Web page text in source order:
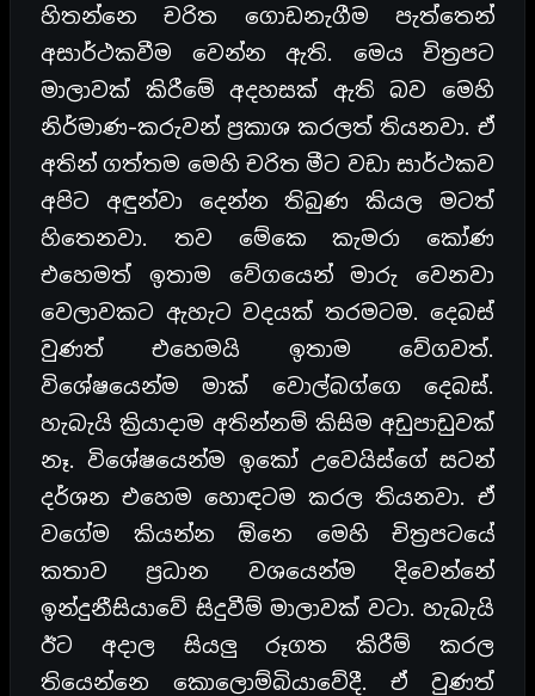
හිතන්නෙ චරිත ගොඩනැගීම පැත්තෙන්
අසාර්ථකවීම වෙන්න ඇති. මෙය චිත්‍රපට
මාලාවක් කිරීමේ අදහසක් ඇති බව මෙහි
නිර්මාණ-කරුවන් ප්‍රකාශ කරලත් තියනවා. ඒ
අතින් ගත්තම මෙහි චරිත මීට වඩා සාර්ථකව
අපිට අඳුන්වා දෙන්න තිබුණ කියල මටත්
හිතෙනවා. තව මේකෙ කැමරා කෝණ
එහෙමත් ඉතාම වේගයෙන් මාරු වෙනවා
වෙලාවකට ඇහැට වදයක් තරමටම. දෙබස්
වුණත් එහෙමයි ඉතාම වේගවත්.
විශේෂයෙන්ම මාක් වොල්බග්ගෙ දෙබස්.
හැබැයි ක්‍රියාදාම අතින්නම් කිසිම අඩුපාඩුවක්
නෑ. විශේෂයෙන්ම ඉකෝ උවෙයිස්ගේ සටන්
දර්ශන එහෙම හොඳටම කරල තියනවා. ඒ
වගේම කියන්න ඕනෙ මෙහි චිත්‍රපටයේ
කතාව ප්‍රධාන වශයෙන්ම දිවෙන්නේ
ඉන්දුනීසියාවේ සිදුවීම් මාලාවක් වටා. හැබැයි
ඊට අදාල සියලු රූගත කිරීම් කරල
තියෙන්නෙ කොලොම්බියාවේදී. ඒ වුණත්